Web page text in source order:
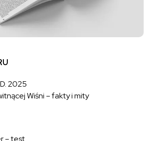
2025
Wiśni – fakty i mity
– test